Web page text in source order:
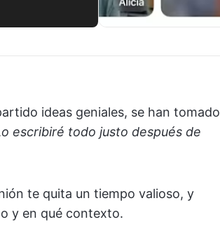
ideas geniales, se han tomado
escribiré todo justo después de
te quita un tiempo valioso, y
y en qué contexto.